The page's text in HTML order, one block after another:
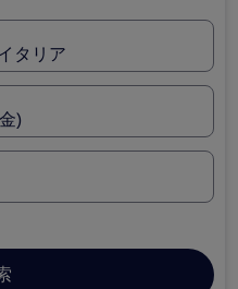
タリア
)